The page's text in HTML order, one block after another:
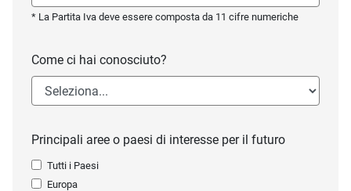
* La Partita Iva deve essere composta da 11 cifre numeriche
Come ci hai conosciuto?
Principali aree o paesi di interesse per il futuro
Tutti i Paesi
Europa